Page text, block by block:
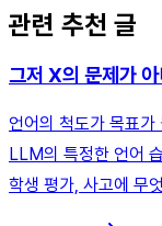
관련 추천 글
그저 X의 문제가
언어의 척도가 목표
LLM의 특정한 언어
학생 평가, 사고에 무